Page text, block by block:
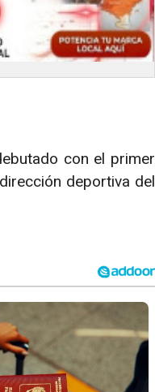
con el primer
deportiva del